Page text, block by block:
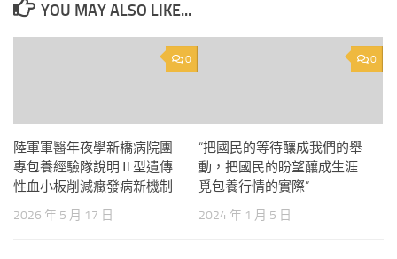
YOU MAY ALSO LIKE...
0
陸軍軍醫年夜學新橋病院團
專包養經驗隊說明Ⅱ型遺傳
性血小板削減癥發病新機制
2026 年 5 月 17 日
0
“把國民的等待釀成我們的舉
動，把國民的盼望釀成生涯
覓包養行情的實際”
2024 年 1 月 5 日